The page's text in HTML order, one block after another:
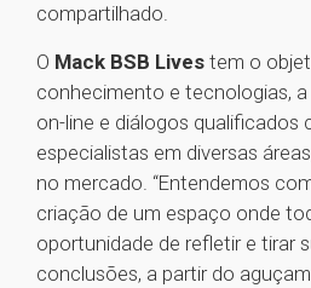
compartilhado.
O Mack BSB Lives tem o
conhecimento e tecnologias,
on-line e diálogos qualificados
especialistas em diversas
no mercado. “Entendemos
criação de um espaço onde
oportunidade de refletir e tirar
conclusões, a partir do